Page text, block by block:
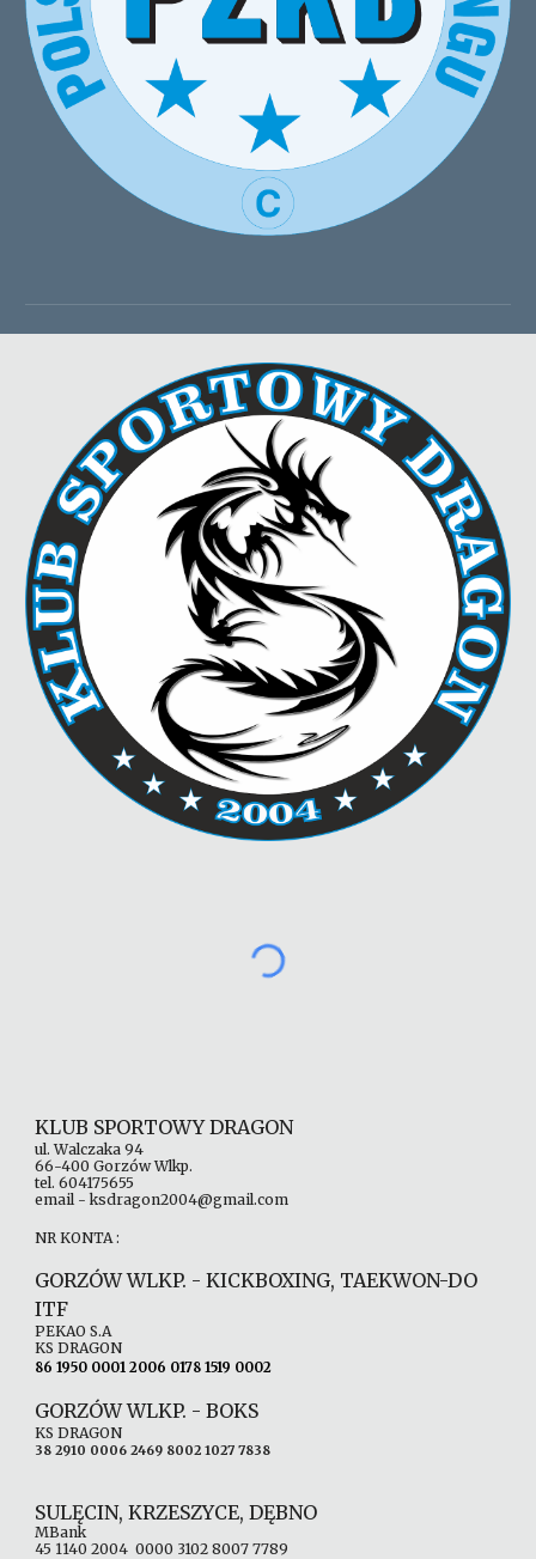
KLUB SPORTOWY DRAGON
ul. Walczaka 94
66-400 Gorzów Wlkp.
tel. 604175655
email - ksdragon2004@gmail.com
NR KONTA :
GORZÓW WLKP. - KICKBOXING, TAEKWON-DO
ITF
PEKAO S.A
KS DRAGON
86 1950 0001 2006 0178 1519 0002
GORZÓW WLKP. -BOKS
KS DRAGON
38 2910 0006 2469 8002 1027 7838
SULĘCIN, KRZESZYCE, DĘBNO
MBank
45 1140 2004 0000 3102 8007 7789